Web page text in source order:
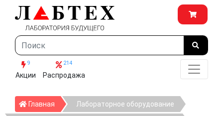
9
Акции
214
Распродажа
Главная ГлавнаяЛабораторное оборудование